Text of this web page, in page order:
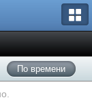
По времени